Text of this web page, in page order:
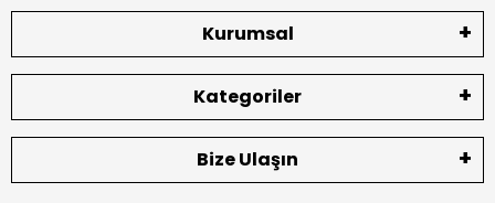
Kurumsal
Kategoriler
Bize Ulaşın